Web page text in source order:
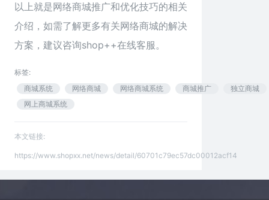
以上就是网络商城推广和优化技巧的相关
介绍，如需了解更多有关网络商城的解决
方案，建议咨询shop++在线客服。
标签:
商城系统
网络商城 网络商城系统 商城推广
独立商城
网上商城系统
本文链接:
https://www.shopxx.net/news/detail/60701c79ec57dc00012acf14